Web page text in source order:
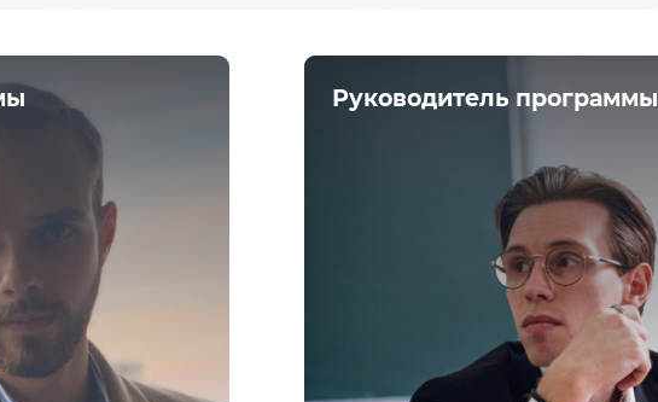
Руководитель программы